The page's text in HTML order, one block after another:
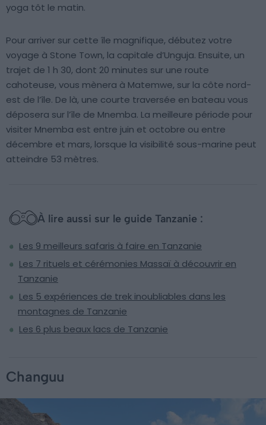
yoga tôt le matin.
Pour arriver sur cette île magnifique, débutez votre
voyage à Stone Town, la capitale d’Unguja. Ensuite, un
trajet de 1 h 30, dont 20 minutes sur une route
cahoteuse, vous mènera à Matemwe, sur la côte nord-
est de l’île. De là, une courte traversée en bateau vous
déposera sur l’île de Mnemba. La meilleure période pour
visiter Mnemba est entre juin et octobre ou entre
décembre et mars, lorsque la visibilité sous-marine peut
atteindre 53 mètres.
À lire aussi sur le guide Tanzanie :
Les 9 meilleurs safaris à faire en Tanzanie
Les 7 rituels et cérémonies Massaï à découvrir en
Tanzanie
Les 5 expériences de trek inoubliables dans les
montagnes de Tanzanie
Les 6 plus beaux lacs de Tanzanie
Changuu